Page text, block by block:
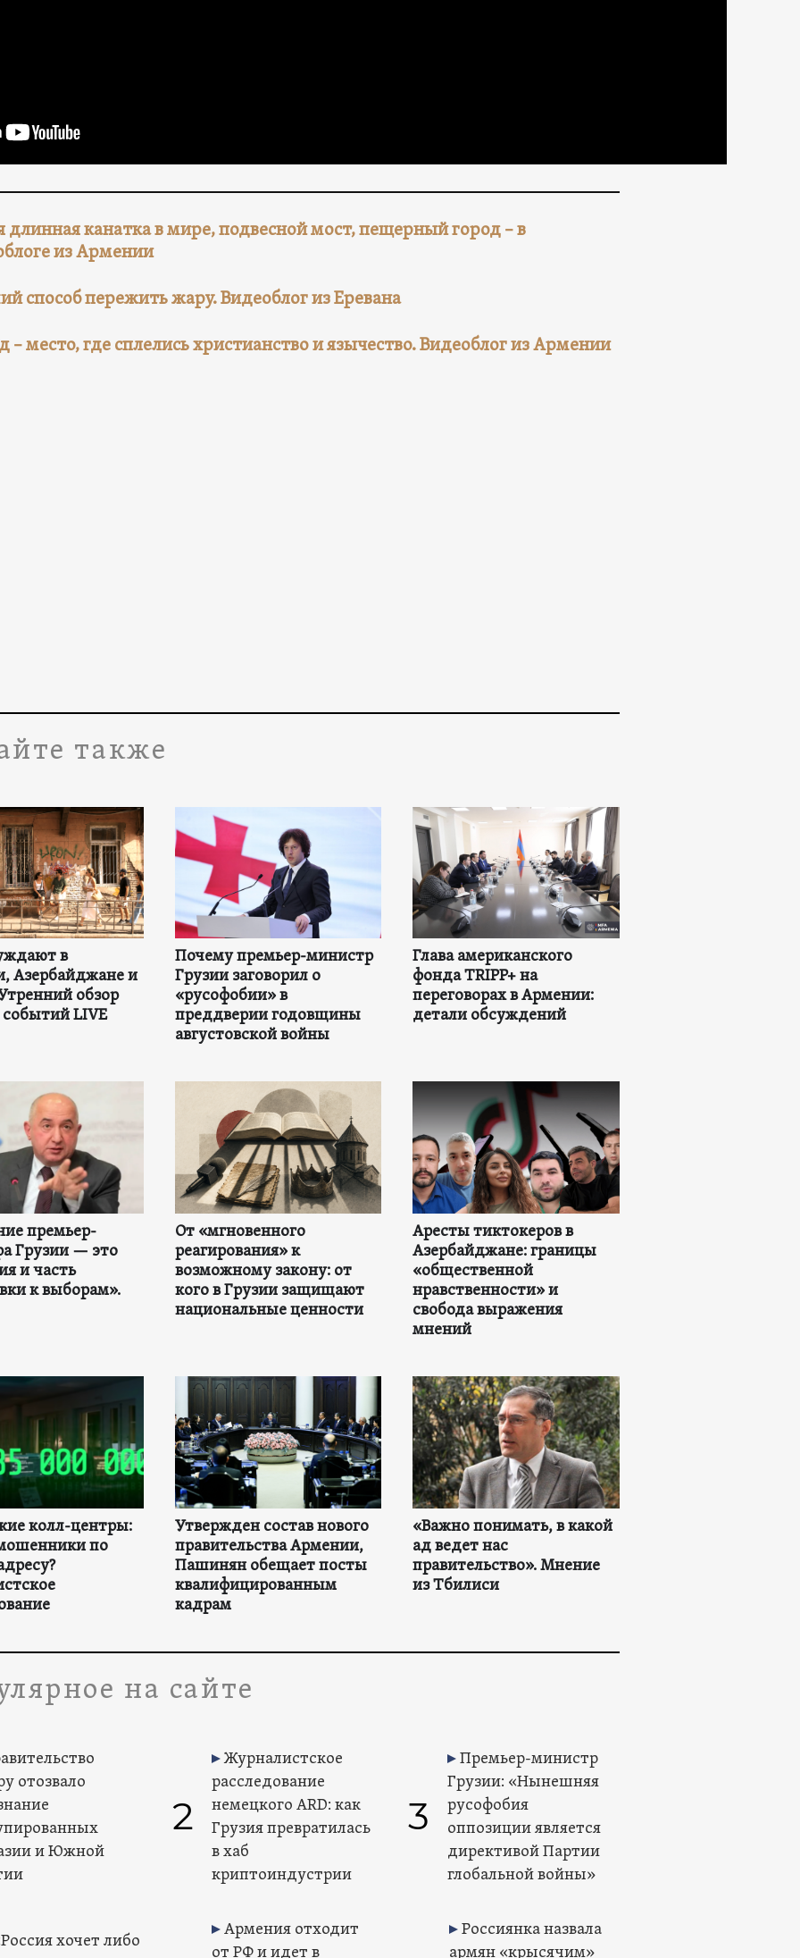
длинная канатка в мире, подвесной мост, пещерный город – в
из Армении
способ пережить жару. Видеоблог из Еревана
– место, где сплелись христианство и язычество. Видеоблог из Армении
также
в
Азербайджане и
обзор
LIVE
Почему премьер-министр
Грузии заговорил о
«русофобии» в
преддверии годовщины
августовской войны
Глава американского
фонда TRIPP+ на
переговорах в Армении:
детали обсуждений
премьер-
Грузии — это
и часть
к выборам».
От «мгновенного
реагирования» к
возможному закону: от
кого в Грузии защищают
национальные ценности
Аресты тиктокеров в
Азербайджане: границы
«общественной
нравственности» и
свобода выражения
мнений
колл-центры:
по
Утвержден состав нового
правительства Армении,
Пашинян обещает посты
квалифицированным
кадрам
«Важно понимать, в какой
ад ведет нас
правительство». Мнение
из Тбилиси
на сайте
отозвало
и Южной
2
Журналистское
расследование
немецкого ARD: как
Грузия превратилась
в хаб
криптоиндустрии
3
Премьер-министр
Грузии: «Нынешняя
русофобия
оппозиции является
директивой Партии
глобальной войны»
хочет либо
Армения отходит
от РФ и идет в
Россиянка назвала
армян «крысячим»